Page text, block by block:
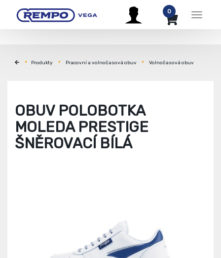
Menu
0
Produkty Pracovní a volnočasová obuv Volnočasová obuv
OBUV POLOBOTKA
MOLEDA PRESTIGE
ŠNĚROVACÍ BÍLÁ